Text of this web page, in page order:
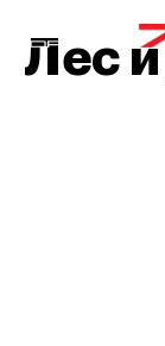
Лес